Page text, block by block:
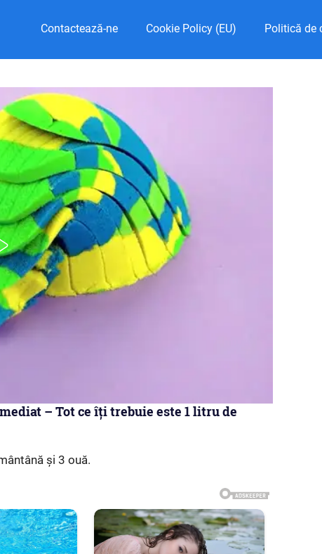
Contactează-ne Cookie Policy (EU) Politică de
– Tot ce îți trebuie este 1 litru de
și 3 ouă.